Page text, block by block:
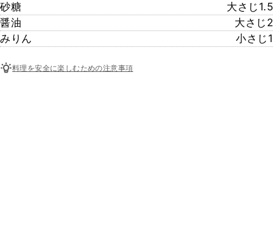
砂糖
大さじ1.5
醤油
大さじ2
みりん
小さじ1
料理を安全に楽しむための注意事項